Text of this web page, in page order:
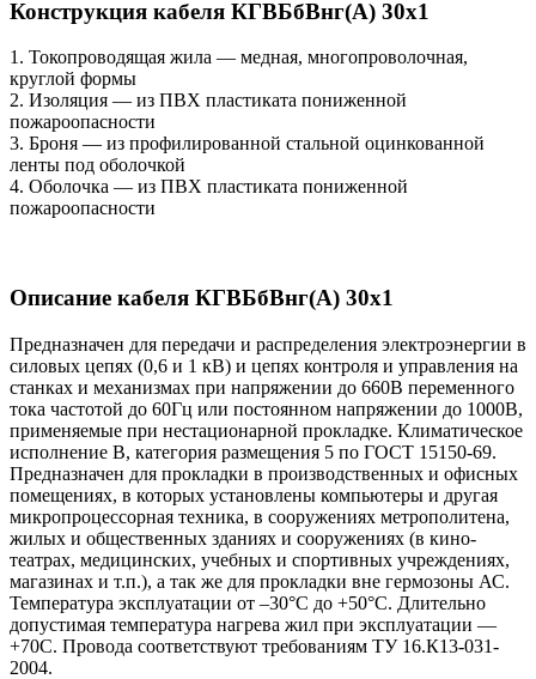
Конструкция кабеля КГВБбВнг(А) 30х1
1. Токопроводящая жила — медная, многопроволочная,
круглой формы
2. Изоляция — из ПВХ пластиката пониженной
пожароопасности
3. Броня — из профилированной стальной оцинкованной
ленты под оболочкой
4. Оболочка — из ПВХ пластиката пониженной
пожароопасности
Описание кабеля КГВБбВнг(А) 30х1
Предназначен для передачи и распределения электроэнергии в
силовых цепях (0,6 и 1 кВ) и цепях контроля и управления на
станках и механизмах при напряжении до 660В переменного
тока частотой до 60Гц или постоянном напряжении до 1000В,
применяемые при нестационарной прокладке. Климатическое
исполнение В, категория размещения 5 по ГОСТ 15150-69.
Предназначен для прокладки в производственных и офисных
помещениях, в которых установлены компьютеры и другая
микропроцессорная техника, в сооружениях метрополитена,
жилых и общественных зданиях и сооружениях (в кино-
театрах, медицинских, учебных и спортивных учреждениях,
магазинах и т.п.), а так же для прокладки вне гермозоны АС.
Температура эксплуатации от –30°С до +50°С. Длительно
допустимая температура нагрева жил при эксплуатации —
+70С. Провода соответствуют требованиям ТУ 16.К13-031-
2004.